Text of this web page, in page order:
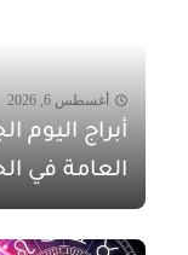
أغسطس 6, 2026
العامة في